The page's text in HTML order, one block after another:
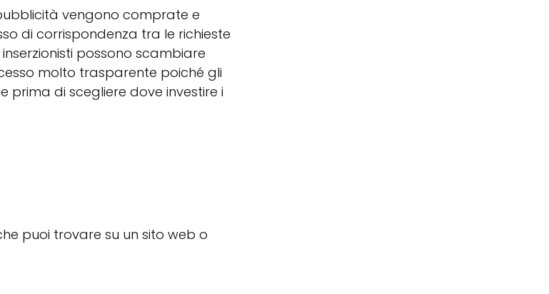
vengono comprate e
di corrispondenza tra le richieste
possono scambiare
molto trasparente poiché gli
prima di scegliere dove investire i
puoi trovare su un sito web o